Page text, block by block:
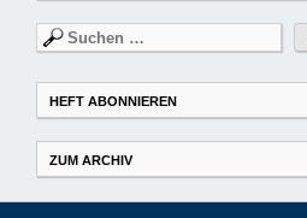
Suchen
nach:
HEFT ABONNIEREN
ZUM ARCHIV